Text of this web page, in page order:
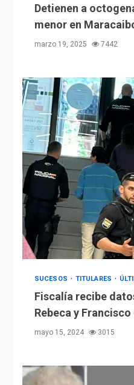
Detienen a
menor en
marzo 19, 2025 7442
SUCESOS TITULARES
Fiscalía recibe
Rebeca y
mayo 15, 2024 3015